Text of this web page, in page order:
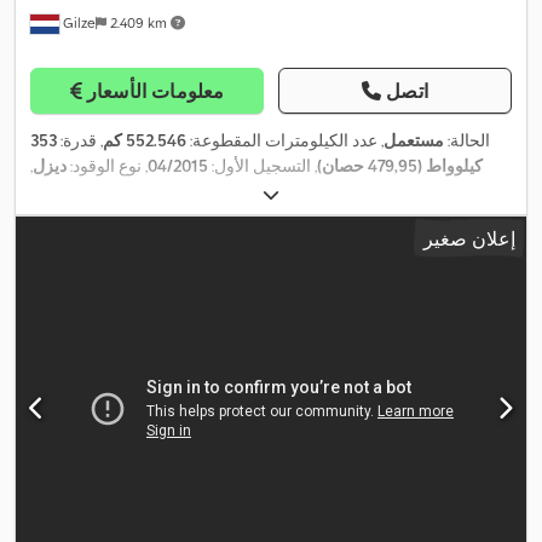
Gilze 2.409 km
معلومات الأسعار اتصل
الحالة: مستعمل, عدد الكيلومترات المقطوعة:552.546 كم , قدرة:353
كيلوواط (479,95 حصان)
, التسجيل الأول: 04/2015, نوع الوقود:ديزل,
, تكوين المحور:
مم, وقود:ديزل, لون:أحمر, كابينة السائق:كابينة نوم, نوع التروس:تلقائي,
فئة الانبعاثات:إعلان صغير